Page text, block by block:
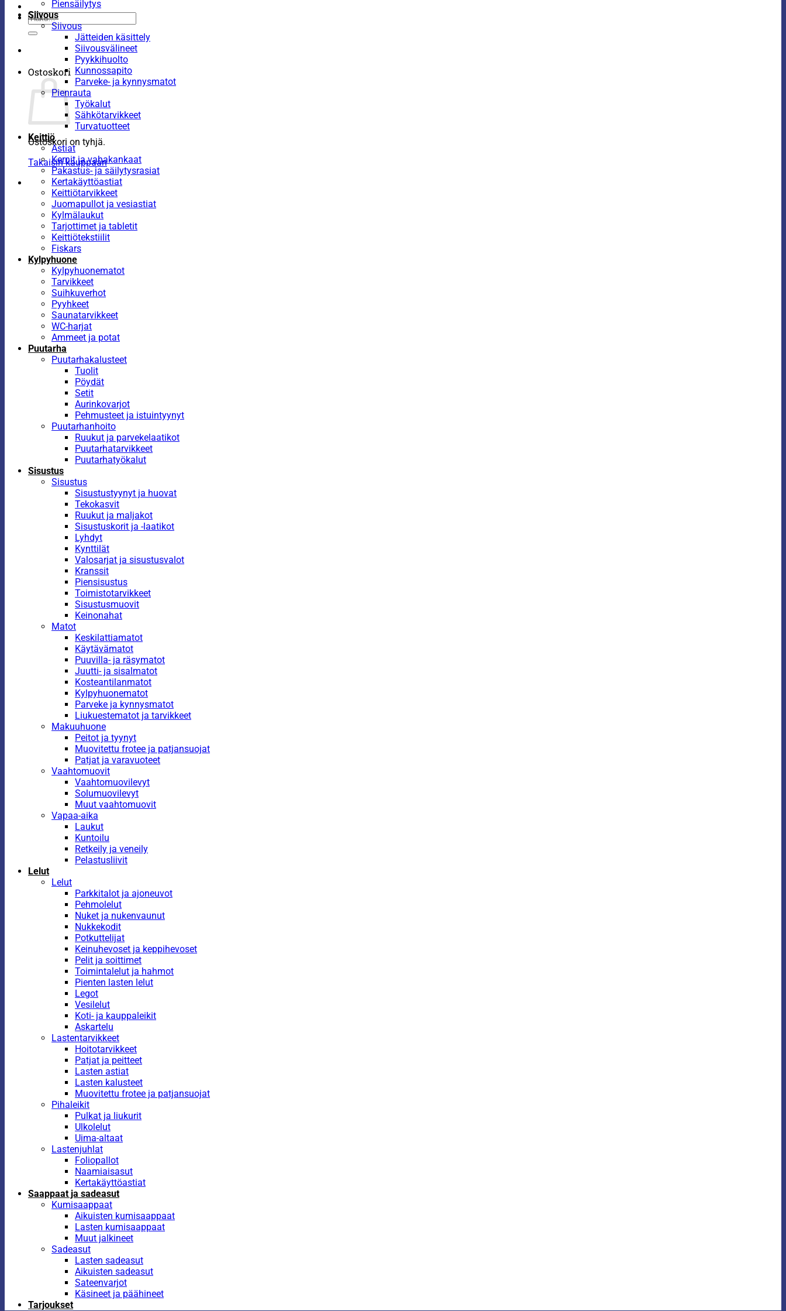
Etsi:
Ostoskori
Ostoskori on tyhjä.
Takaisin kauppaan
Piensäilytys
Siivous
Siivous
Jätteiden käsittely
Siivousvälineet
Pyykkihuolto
Kunnossapito
Parveke- ja kynnysmatot
Pienrauta
Työkalut
Sähkötarvikkeet
Turvatuotteet
Keittiö
Astiat
Kernit ja vahakankaat
Pakastus- ja säilytysrasiat
Kertakäyttöastiat
Keittiötarvikkeet
Juomapullot ja vesiastiat
Kylmälaukut
Tarjottimet ja tabletit
Keittiötekstiilit
Fiskars
Kylpyhuone
Kylpyhuonematot
Tarvikkeet
Suihkuverhot
Pyyhkeet
Saunatarvikkeet
WC-harjat
Ammeet ja potat
Puutarha
Puutarhakalusteet
Tuolit
Pöydät
Setit
Aurinkovarjot
Pehmusteet ja istuintyynyt
Puutarhanhoito
Ruukut ja parvekelaatikot
Puutarhatarvikkeet
Puutarhatyökalut
Sisustus
Sisustus
Sisustustyynyt ja huovat
Tekokasvit
Ruukut ja maljakot
Sisustuskorit ja -laatikot
Lyhdyt
Kynttilät
Valosarjat ja sisustusvalot
Kranssit
Piensisustus
Toimistotarvikkeet
Sisustusmuovit
Keinonahat
Matot
Keskilattiamatot
Käytävämatot
Puuvilla- ja räsymatot
Juutti- ja sisalmatot
Kosteantilanmatot
Kylpyhuonematot
Parveke ja kynnysmatot
Liukuestematot ja tarvikkeet
Makuuhuone
Peitot ja tyynyt
Muovitettu frotee ja patjansuojat
Patjat ja varavuoteet
Vaahtomuovit
Vaahtomuovilevyt
Solumuovilevyt
Muut vaahtomuovit
Vapaa-aika
Laukut
Kuntoilu
Retkeily ja veneily
Pelastusliivit
Lelut
Lelut
Parkkitalot ja ajoneuvot
Pehmolelut
Nuket ja nukenvaunut
Nukkekodit
Potkuttelijat
Keinuhevoset ja keppihevoset
Pelit ja soittimet
Toimintalelut ja hahmot
Pienten lasten lelut
Legot
Vesilelut
Koti- ja kauppaleikit
Askartelu
Lastentarvikkeet
Hoitotarvikkeet
Patjat ja peitteet
Lasten astiat
Lasten kalusteet
Muovitettu frotee ja patjansuojat
Pihaleikit
Pulkat ja liukurit
Ulkolelut
Uima-altaat
Lastenjuhlat
Foliopallot
Naamiaisasut
Kertakäyttöastiat
Saappaat ja sadeasut
Kumisaappaat
Aikuisten kumisaappaat
Lasten kumisaappaat
Muut jalkineet
Sadeasut
Lasten sadeasut
Aikuisten sadeasut
Sateenvarjot
Käsineet ja päähineet
Tarjoukset